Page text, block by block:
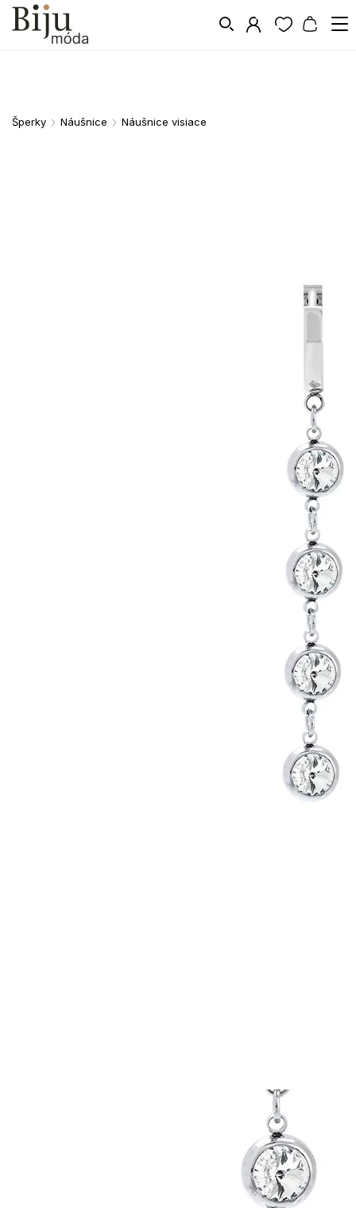
Šperky / Náušnice / Náušnice visiace